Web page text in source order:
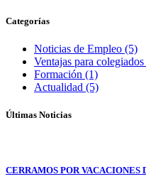
Categorías
Noticias de Empleo (5)
Ventajas para
Formación (1)
Actualidad (5)
Últimas Noticias
CERRAMOS POR VACACIONES